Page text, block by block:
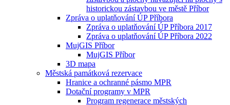
historickou zástavbou ve městě Příbor
Zpráva o uplatňování ÚP Příbora
Zpráva o uplatňování ÚP Příbora 2017
Zpráva o uplatňování ÚP Příbora 2022
MujGIS Příbor
MujGIS Příbor
3D mapa
Městská památková rezervace
Hranice a ochranné pásmo MPR
Dotační programy v MPR
Program regenerace městských